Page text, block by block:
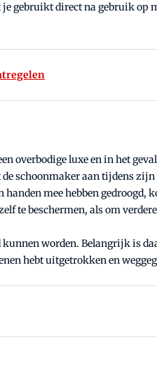
gebruikt direct na gebruik op
overbodige luxe en in het
schoonmaker aan tijdens
mee hebben
te beschermen, als om
worden. Belangrijk is
hebt uitgetrokken en